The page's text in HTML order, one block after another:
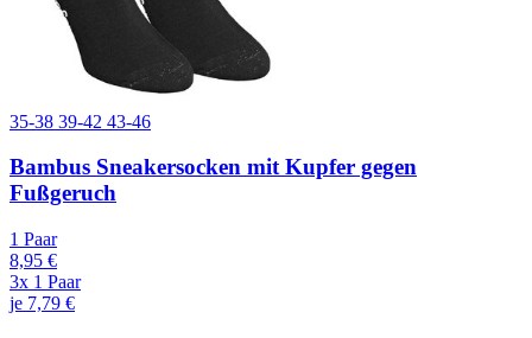
35-38 39-42 43-46
Bambus Sneakersocken mit Kupfer gegen
Fußgeruch
1 Paar
8,95 €
3x 1 Paar
je 7,79 €